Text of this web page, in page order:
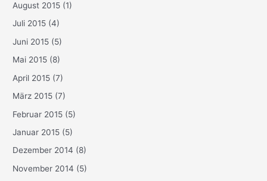
August 2015 (1)
Juli 2015 (4)
Juni 2015 (5)
Mai 2015 (8)
April 2015 (7)
März 2015 (7)
Februar 2015 (5)
Januar 2015 (5)
Dezember 2014 (8)
November 2014 (5)